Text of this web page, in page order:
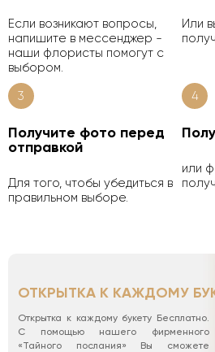
Если возникают вопросы,
напишите в мессенджер -
наши флористы помогут с
выбором.
Или
3
Получите фото перед
отправкой
Для того, чтобы убедиться в
правильном выборе.
4
или
ОТКРЫТКА К КАЖДОМУ
Открытка к каждому букету Бесплатно.
С помощью нашего фирменного
«Тайного послания» Вы сможете